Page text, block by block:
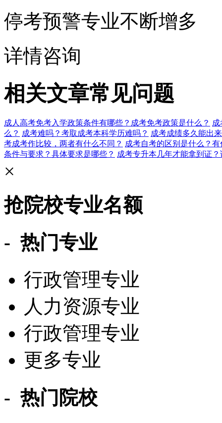
停考预警专业不断增多
详情咨询
相关文章常见问题
成人高考免考入学政策条件有哪些？成考免考政策是什么？
么？ 成考难吗？考取成考本科学历难吗？ 成考成绩多久能出
考成考作比较，两者有什么不同？ 成考自考的区别是什么？
条件与要求？具体要求是哪些？ 成考专升本几年才能拿到证
×
抢院校专业名额
- 热门专业
行政管理专业
人力资源专业
行政管理专业
更多专业
- 热门院校